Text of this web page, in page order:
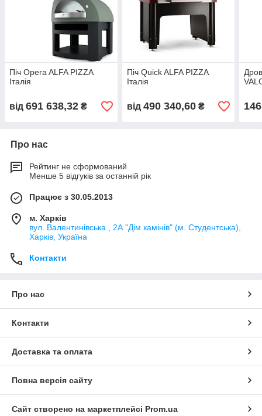
Піч Opera ALFA PIZZA
Італія
від 691 638,32 ₴
Піч Quick ALFA PIZZA
Італія
від 490 340,60₴
Про нас
Рейтинг не сформований
Менше 5 відгуків за останній рік
Працює з 30.05.2013
м. Харків
вул. Валентинівська , 2А "Дім камінів" (м. Студентська),
Харків, Україна
Контакти
Про нас
Контакти
Доставка та оплата
Повна версія сайту
Сайт створено на маркетплейсі Prom.ua